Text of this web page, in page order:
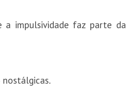
a impulsividade faz parte da
nostálgicas.